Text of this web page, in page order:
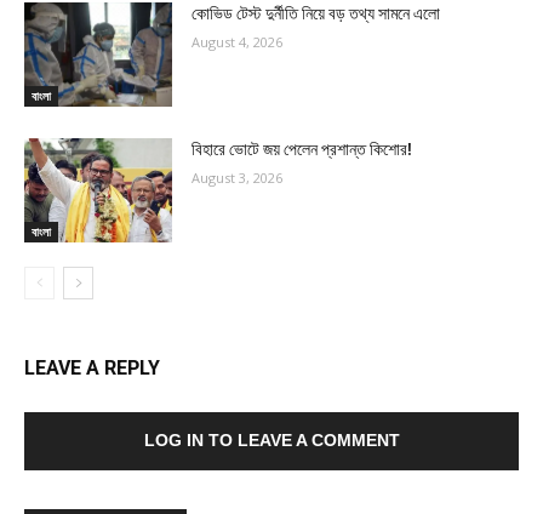
বাংলা
কোভিড টেস্ট দুর্নীতি নিয়ে বড় তথ্য সামনে এলো
August 4, 2026
বাংলা
বিহারে ভোটে জয় পেলেন প্রশান্ত কিশোর!
August 3, 2026
LEAVE A REPLY
LOG IN TO LEAVE A COMMENT